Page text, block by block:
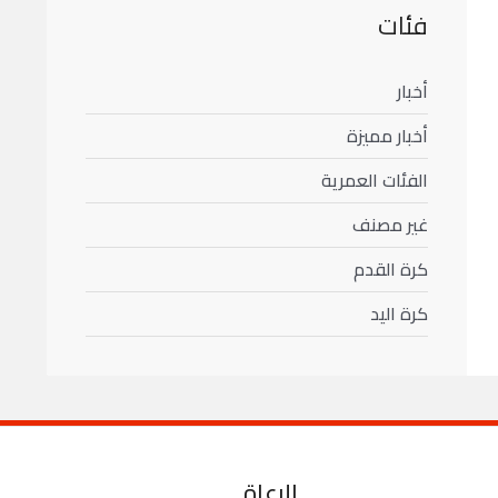
فئات
أخبار
أخبار مميزة
الفئات العمرية
غير مصنف
كرة القدم
كرة اليد